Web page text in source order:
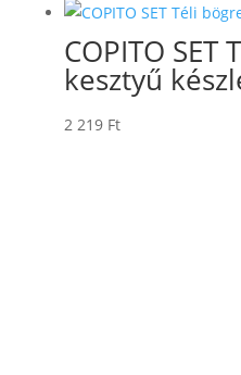
COPITO SET
kesztyű
2 219 Ft